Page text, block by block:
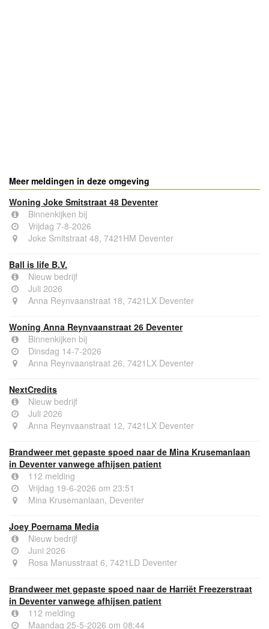
Meer meldingen in deze omgeving
Woning Joke Smitstraat 48 Deventer
Binnenkijken bij
Vrijdag 7-8-2026
Joke Smitstraat 48, 7421HM Deventer
Ball is life B.V.
Nieuw bedrijf
Juli 2026
Anna Reynvaanstraat 18, 7421LX Deventer
Woning Anna Reynvaanstraat 26 Deventer
Binnenkijken bij
Dinsdag 14-7-2026
Anna Reynvaanstraat 26, 7421LX Deventer
NextCredits
Nieuw bedrijf
Juli 2026
Anna Reynvaanstraat 12, 7421LX Deventer
Brandweer met gepaste spoed naar de Mina Krusemanlaan
in Deventer vanwege afhijsen patient
112 melding
Vrijdag 19-6-2026 om 23:51
Mina Krusemanlaan, Deventer
Joey Poernama Media
Nieuw bedrijf
Juni 2026
Rosa Manusstraat 6, 7421LD Deventer
Brandweer met gepaste spoed naar de Harriët Freezerstraat
in Deventer vanwege afhijsen patient
112 melding
Maandag 25-5-2026 om 08:44